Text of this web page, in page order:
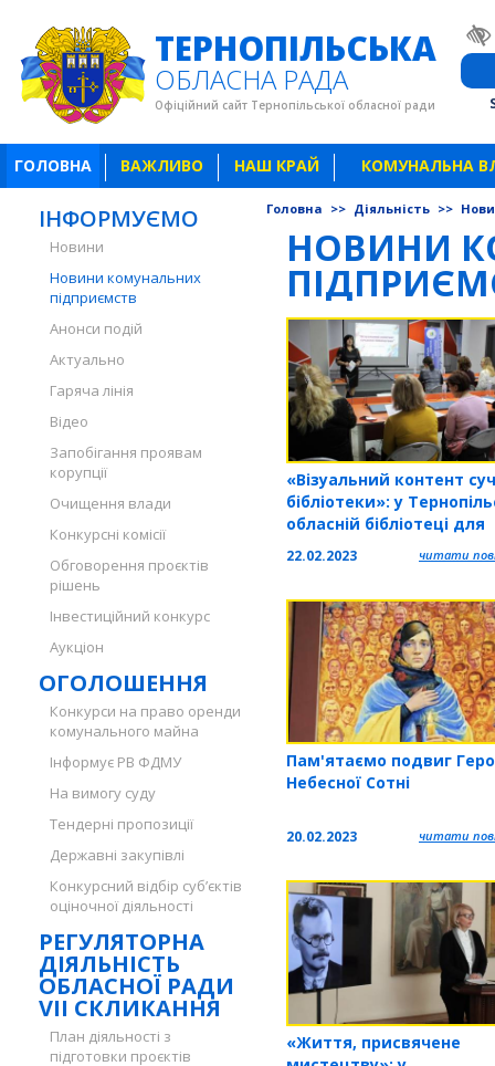
ТЕРНОПІЛЬСЬКА
ОБЛАСНА РАДА
Офіційний сайт Тернопільської обласної ради
ГОЛОВНА ВАЖЛИВО НАШ КРАЙ КОМУНАЛЬНА
ІНФОРМУЄМО
Новини
Новини комунальних
підприємств
Анонси подій
Актуально
Гаряча лінія
Відео
Запобігання проявам
корупції
Очищення влади
Конкурсні комісії
Обговорення проєктів
рішень
Інвестиційний конкурс
Аукціон
ОГОЛОШЕННЯ
Конкурси на право оренди
комунального майна
Інформує РВ ФДМУ
На вимогу суду
Тендерні пропозиції
Державні закупівлі
Конкурсний відбір суб’єктів
оціночної діяльності
РЕГУЛЯТОРНА
ДІЯЛЬНІСТЬ
ОБЛАСНОЇ РАДИ
VII СКЛИКАННЯ
План діяльності з
підготовки проєктів
Головна >> Діяльність >>
НОВИНИ
«Візуальний контент
бібліотеки»: у
обласній бібліотеці для
тренінг
22.02.2023 читати
Пам'ятаємо подвиг
Небесної Сотні
20.02.2023 читати
«Життя, присвячене